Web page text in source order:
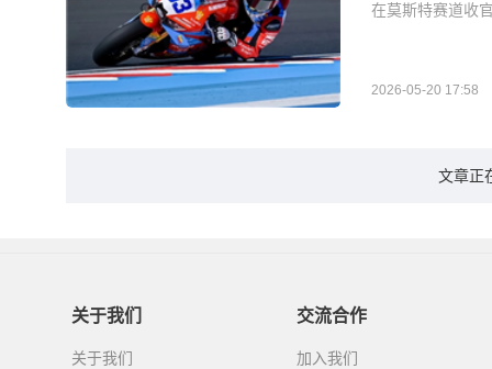
在莫斯特赛道收
2026-05-20 17:58
文章正
关于我们
关于我们
交流合作
加入我们